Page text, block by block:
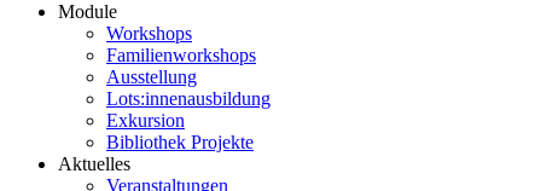
Module
Workshops
Familienworkshops
Ausstellung
Lots:innenausbildung
Exkursion
Bibliothek Projekte
Aktuelles
Veranstaltungen